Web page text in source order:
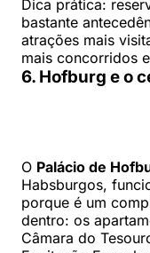
Dica prática:
bastante
atrações mais
mais concorridos
6. Hofburg e o
O Palácio de
Habsburgos,
porque é um
dentro: os
Câmara do